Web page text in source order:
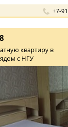
+7-
квартиру в
с НГУ